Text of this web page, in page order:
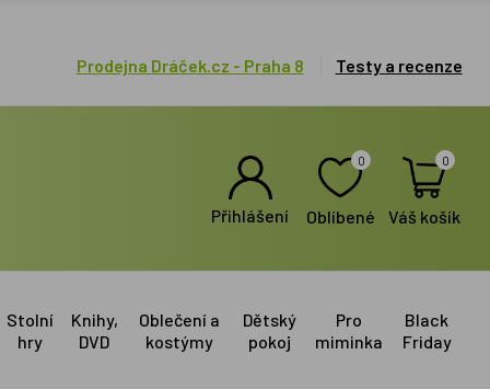
Prodejna Dráček.cz - Praha 8 Testy a recenze
Přihlášení
0
Oblíbené
0
Váš košík
Stolní
hry
Knihy,
DVD
Oblečení a
kostýmy
Dětský
pokoj
Pro
miminka
Black
Friday